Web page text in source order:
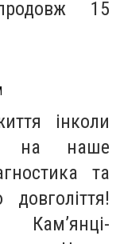
15
інколи
на наше
та